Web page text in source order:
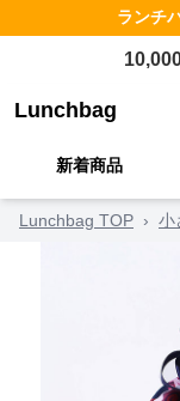
ランチ
Lunchbag
新着商品
Lunchbag TOP › 小